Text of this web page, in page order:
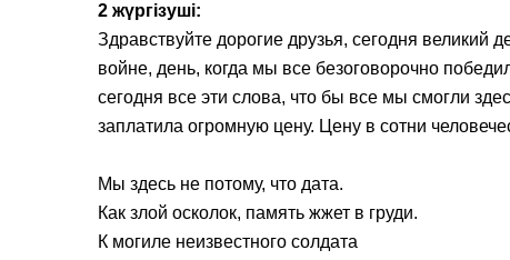
2 жүргізуші:
Здравствуйте дорогие друзья, сегодня великий
войне, день, когда мы все безоговорочно
сегодня все эти слова, что бы все мы смогли
заплатила огромную цену. Цену в сотни
Мы здесь не потому, что дата.
Как злой осколок, память жжет в груди.
К могиле неизвестного солдата